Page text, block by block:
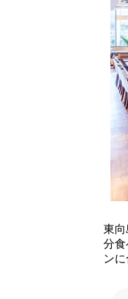
東
分
ン